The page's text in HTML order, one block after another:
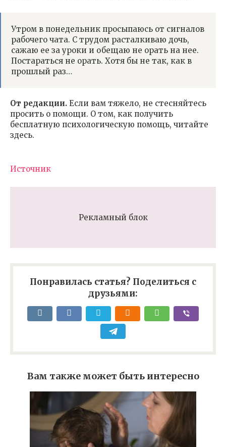
Утром в понедельник просыпаюсь от сигналов
рабочего чата. С трудом расталкиваю дочь,
сажаю ее за уроки и обещаю не орать на нее.
Постараться не орать. Хотя бы не так, как в
прошлый раз…
От редакции. Если вам тяжело, не стесняйтесь
просить о помощи. О том, как получить
бесплатную психологическую помощь, читайте
здесь.
Источник
Рекламный блок
Понравилась статья? Поделиться с
друзьями:
Вам также может быть интересно